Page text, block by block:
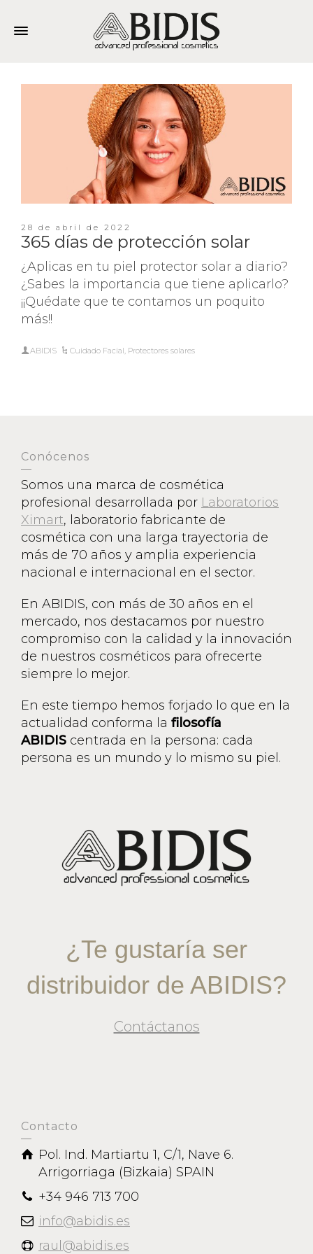
28 de abril de 2022
365 días de protección solar
¿Aplicas en tu piel protector solar a diario?
¿Sabes la importancia que tiene aplicarlo?
¡¡Quédate que te contamos un poquito
más!!
ABIDIS Cuidado Facial, Protectores solares
Conócenos
Somos una marca de cosmética
profesional desarrollada por Laboratorios
Ximart, laboratorio fabricante de
cosmética con una larga trayectoria de
más de 70 años y amplia experiencia
nacional e internacional en el sector.
En ABIDIS, con más de 30 años en el
mercado, nos destacamos por nuestro
compromiso con la calidad y la innovación
de nuestros cosméticos para ofrecerte
siempre lo mejor.
En este tiempo hemos forjado lo que en la
actualidad conforma la filosofía
ABIDIS centrada en la persona: cada
persona es un mundo y lo mismo su piel.
¿Te gustaría ser
distribuidor de ABIDIS?
Contáctanos
Contacto
Pol. Ind. Martiartu 1, C/1, Nave 6.
Arrigorriaga (Bizkaia) SPAIN
+34 946 713 700
info@abidis.es
raul@abidis.es